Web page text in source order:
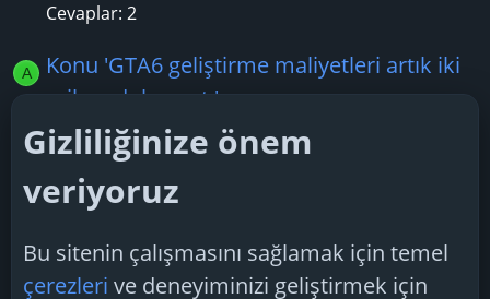
Cevaplar: 2
A
Konu 'GTA6 geliştirme maliyetleri artık iki
milyar doları aştı'
Ali Rıza Tekin
13 Nisan 2025
Cevaplar: 3
Konu 'Şu anda piyasada iyi donanıma
sahip taşınabilir cihazlar için neler var?'
2 Temmuz 2025
Gizliliğinize önem
veriyoruz
Bu sitenin çalışmasını sağlamak için temel
çerezleri ve deneyiminizi geliştirmek için